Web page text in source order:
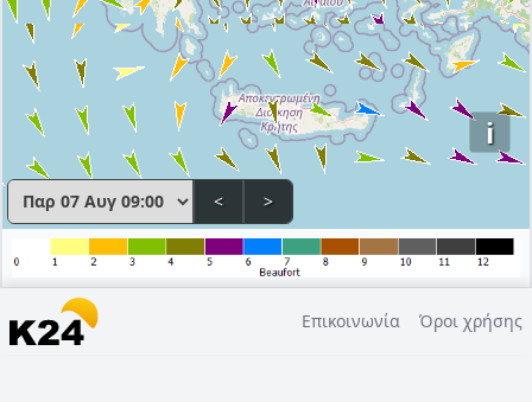
i
< >
Επικοινωνία Όροι χρήσης